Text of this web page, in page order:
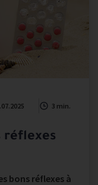
3 min.
réflexes
bons réflexes à